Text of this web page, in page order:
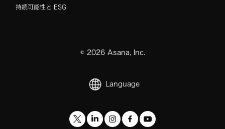
持続可能性と ESG
© 2026Asana, Inc.
Language